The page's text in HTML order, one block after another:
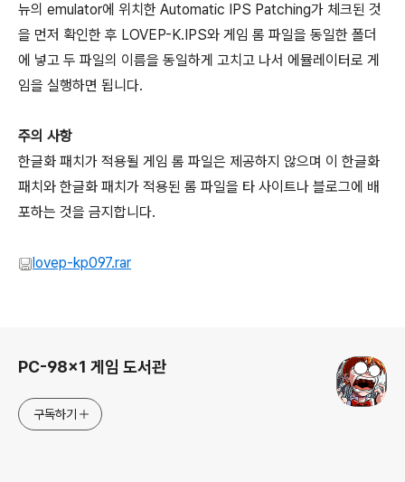
뉴의 emulator에 위치한 Automatic IPS Patching가 체크된 것
을 먼저 확인한 후 LOVEP-K.IPS와 게임 롬 파일을 동일한 폴더
에 넣고 두 파일의 이름을 동일하게 고치고 나서 에뮬레이터로 게
임을 실행하면 됩니다.
주의 사항
한글화 패치가 적용될 게임 롬 파일은 제공하지 않으며 이 한글화
패치와 한글화 패치가 적용된 롬 파일을 타 사이트나 블로그에 배
포하는 것을 금지합니다.
lovep-kp097.rar
PC-98x1 게임 도서관
구독하기